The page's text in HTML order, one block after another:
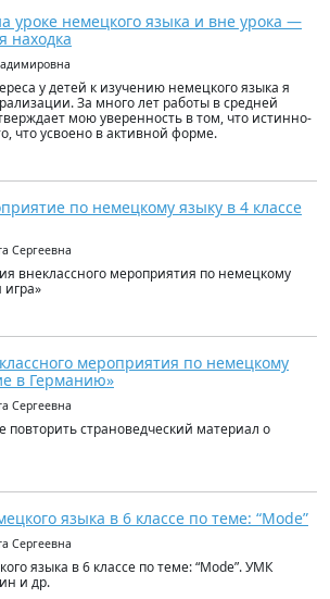
уроке немецкого языка и вне урока —
находка
у детей к изучению немецкого языка я
За много лет работы в средней
мою уверенность в том, что истинно-
что усвоено в активной форме.
по немецкому языку в 4 классе
Сергеевна
внеклассного мероприятия по немецкому
игра»
мероприятия по немецкому
в Германию»
Сергеевна
повторить страноведческий материал о
языка в 6 классе по теме: “Mode”
Сергеевна
языка в 6 классе по теме: “Mode”. УМК
и др.